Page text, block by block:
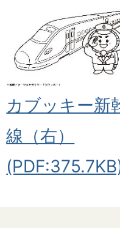
カブッキー新
線（右）